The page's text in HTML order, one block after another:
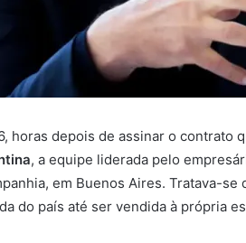
horas depois de assinar o contrato
, a equipe liderada pelo
em Buenos Aires. Tratava-se
do país até ser vendida à própria